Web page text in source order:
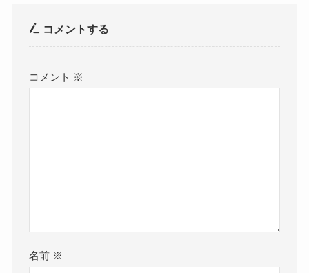
コメントする
コメント ※
名前 ※